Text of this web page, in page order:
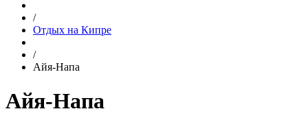
/
Отдых на Кипре
/
Айя-Напа
Айя-Напа